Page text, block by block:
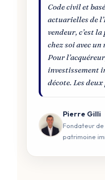
Code civil et
actuarielles de
vendeur, c’est
chez soi avec
Pour
investissement
décote. Les
Pierre Gilli
Fondateur de
patrimoine